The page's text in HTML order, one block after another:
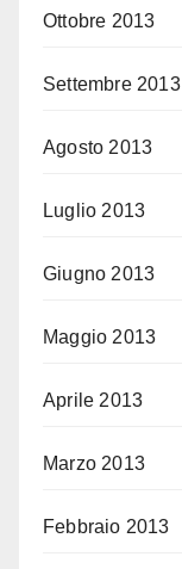
Ottobre 2013
Settembre 2013
Agosto 2013
Luglio 2013
Giugno 2013
Maggio 2013
Aprile 2013
Marzo 2013
Febbraio 2013